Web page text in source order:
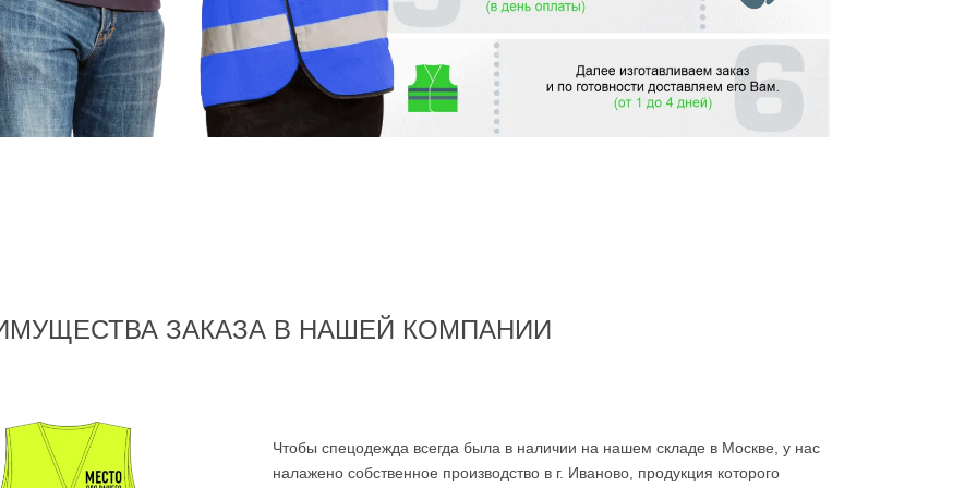
ЗАКАЗА В НАШЕЙ КОМПАНИИ
Чтобы спецодежда всегда была в наличии на нашем складе в Москве, у нас
налажено собственное производство в г. Иваново, продукция которого